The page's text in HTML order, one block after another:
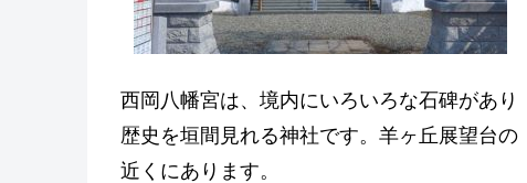
西岡八幡宮は、境内にいろいろな石碑があり
歴史を垣間見れる神社です。羊ヶ丘展望台の
近くにあります。